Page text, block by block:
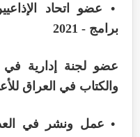
• عضو اتحاد
برامج - 2021
عضو لجنة إدارية في
والكتاب في العراق للأعوام 2022 -
• عمل ونشر في